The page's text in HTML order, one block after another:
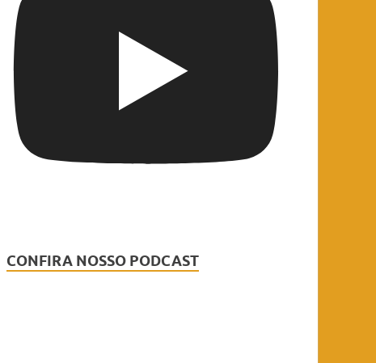
CONFIRA NOSSO PODCAST